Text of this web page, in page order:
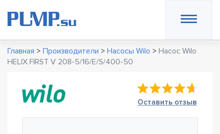
Главная > Производители > Насосы Wilo > Насос Wilo
HELIX FIRST V 208-5/16/E/S/400-50
Оставить отзыв